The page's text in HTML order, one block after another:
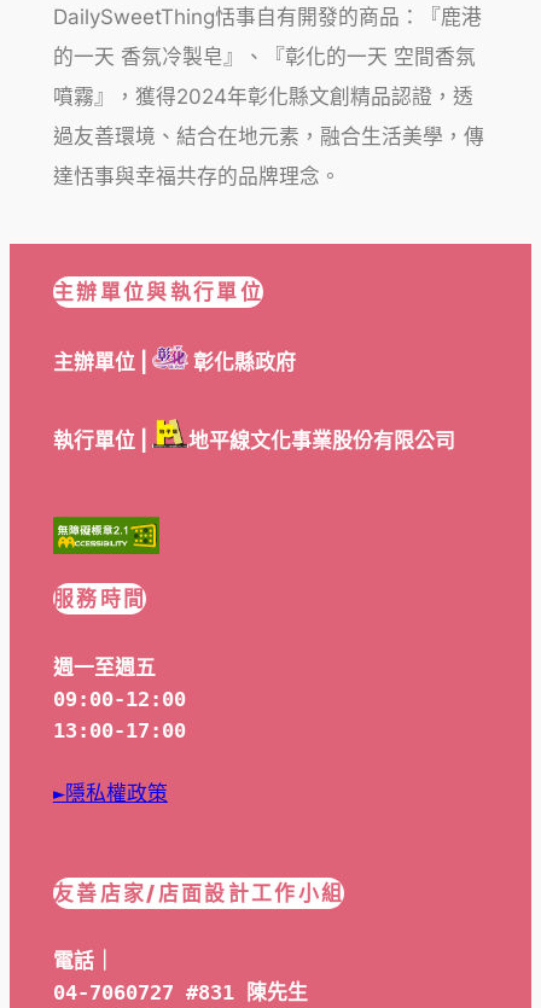
DailySweetThing恬事自有開發的商品：『鹿港
的一天 香氛冷製皂』、『彰化的一天 空間香氛
噴霧』，獲得2024年彰化縣文創精品認證，透
過友善環境、結合在地元素，融合生活美學，傳
達恬事與幸福共存的品牌理念。
主辦單位與執行單位
主辦單位 | 彰化縣政府
執行單位 | 地平線文化事業股份有限公司
服務時間
週一至週五
09:00-12:00
13:00-17:00
►隱私權政策
友善店家/店面設計工作小組
電話｜
04-7060727 #831 陳先生